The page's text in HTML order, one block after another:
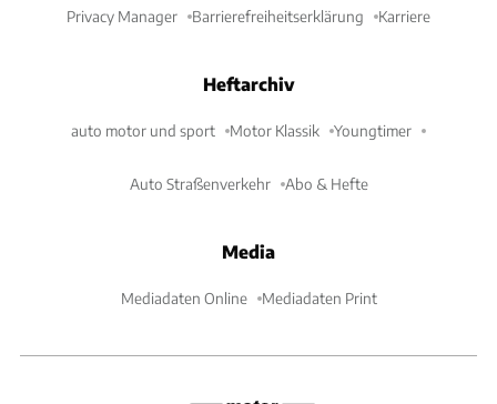
Privacy Manager Barrierefreiheitserklärung Karriere
Heftarchiv
auto motor und sport Motor Klassik Youngtimer
Auto Straßenverkehr Abo & Hefte
Media
Mediadaten Online Mediadaten Print